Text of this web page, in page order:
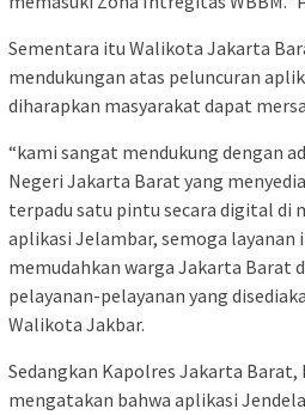
Sementara itu Walikota Jakarta
mendukungan atas peluncuran
diharapkan masyarakat dapat
“kami sangat mendukung dengan
Negeri Jakarta Barat yang
terpadu satu pintu secara digital di
aplikasi Jelambar, semoga layanan
memudahkan warga Jakarta Barat
pelayanan-pelayanan yang
Walikota Jakbar.
Sedangkan Kapolres Jakarta Barat,
mengatakan bahwa aplikasi